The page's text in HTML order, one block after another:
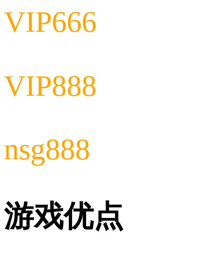
VIP666
VIP888
nsg888
游戏优点